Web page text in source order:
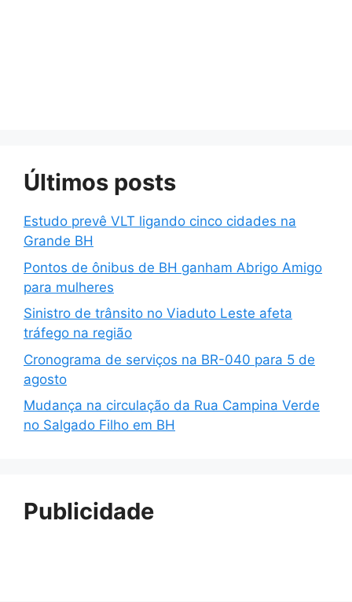
Últimos posts
Estudo prevê VLT ligando cinco cidades na
Grande BH
Pontos de ônibus de BH ganham Abrigo Amigo
para mulheres
Sinistro de trânsito no Viaduto Leste afeta
tráfego na região
Cronograma de serviços na BR-040 para 5 de
agosto
Mudança na circulação da Rua Campina Verde
no Salgado Filho em BH
Publicidade